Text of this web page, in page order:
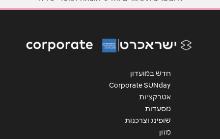
נושא *
הודעה*
חדש במועדון
Corporate SUNday
אטרקציות
מסעדות
שופינג וצרכנות
מזון